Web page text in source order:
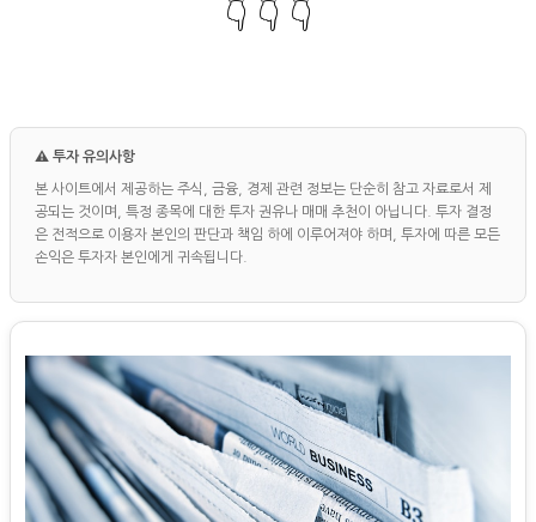
👇 👇 👇
⚠️ 투자 유의사항
본 사이트에서 제공하는 주식, 금융, 경제 관련 정보는 단순히 참고 자료로서 제
공되는 것이며, 특정 종목에 대한 투자 권유나 매매 추천이 아닙니다. 투자 결정
은 전적으로 이용자 본인의 판단과 책임 하에 이루어져야 하며, 투자에 따른 모든
손익은 투자자 본인에게 귀속됩니다.